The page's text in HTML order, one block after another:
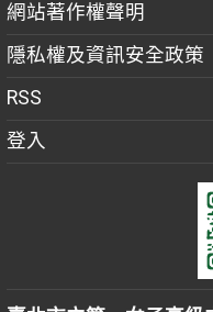
網站著作權聲明
隱私權及資訊安全政策
RSS
登入